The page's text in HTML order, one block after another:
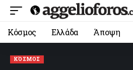
Κόσμος Ελλάδα Άποψη
ΚΌΣΜΟΣ